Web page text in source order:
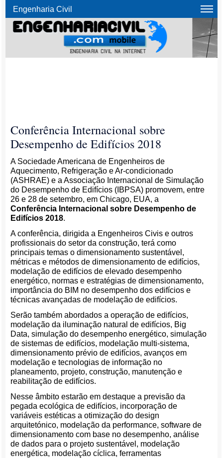
Engenharia Civil
Conferência Internacional sobre
Desempenho de Edifícios 2018
A Sociedade Americana de Engenheiros de
Aquecimento, Refrigeração e Ar-condicionado
(ASHRAE) e a Associação Internacional de Simulação
do Desempenho de Edifícios (IBPSA) promovem, entre
26 e 28 de setembro, em Chicago, EUA, a
Conferência Internacional sobre Desempenho de
Edifícios 2018.
A conferência, dirigida a Engenheiros Civis e outros
profissionais do setor da construção, terá como
principais temas o dimensionamento sustentável,
métricas e métodos de dimensionamento de edifícios,
modelação de edifícios de elevado desempenho
energético, normas e estratégias de dimensionamento,
importância do BIM no desempenho dos edifícios e
técnicas avançadas de modelação de edifícios.
Serão também abordados a operação de edifícios,
modelação da iluminação natural de edifícios, Big
Data, simulação do desempenho energético, simulação
de sistemas de edifícios, modelação multi-sistema,
dimensionamento prévio de edifícios, avanços em
modelação e tecnologias de informação no
planeamento, projeto, construção, manutenção e
reabilitação de edifícios.
Nesse âmbito estarão em destaque a previsão da
pegada ecológica de edifícios, incorporação de
variáveis estéticas a otimização do design
arquitetónico, modelação da performance, software de
dimensionamento com base no desempenho, análise
de dados para o projeto sustentável, modelação
energética, modelação cíclica, ferramentas